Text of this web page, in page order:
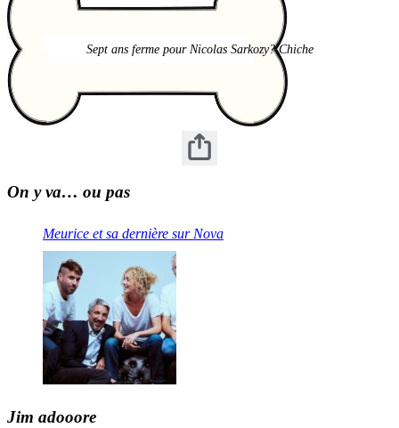
Sept ans ferme pour Nicolas Sarkozy? Chiche
On y va… ou pas
Meurice et sa dernière sur Nova
Jim adooore